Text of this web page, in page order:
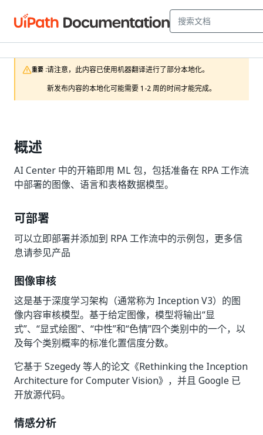
重要 :请注意，此内容已使用机器翻译进行了部分本地化。
新发布内容的本地化可能需要 1-2 周的时间才能完成。
概述
AI Center 中的开箱即用 ML 包，包括准备在 RPA 工作流
中部署的图像、语言和表格数据模型。
可部署
可以立即部署并添加到 RPA 工作流中的示例包，更多信
息请参见产品
图像审核
这是基于深度学习架构（通常称为 Inception V3）的图
像内容审核模型。基于给定图像，模型将输出“显
式”、“显式绘图”、“中性”和“色情”四个类别中的一个，以
及每个类别概率的标准化置信度分数。
它基于 Szegedy 等人的论文《Rethinking the Inception
Architecture for Computer Vision》，并且 Google 已
开放源代码。
情感分析